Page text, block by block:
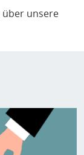
über unsere